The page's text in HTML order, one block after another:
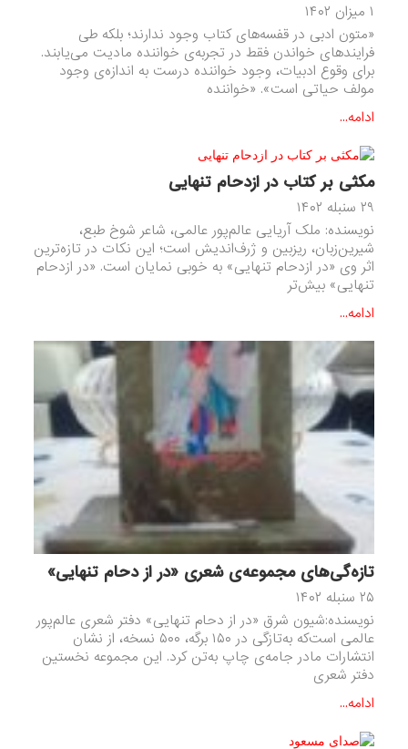
۱ میزان ۱۴۰۲
«متون ادبی در قفسه‌های کتاب وجود ندارند؛ بلکه طی
فرایندهای خواندن فقط در تجربه‌ی خواننده مادیت می‌یابند.
برای وقوع ادبیات، وجود خواننده درست به اندازه‌ی وجود
مولف حیاتی است». «خواننده
ادامه...
مکثی بر کتاب در ازدحام تنهایی
۲۹ سنبله ۱۴۰۲
نویسنده: ملک آریایی عالم‌پور عالمی، شاعر شوخ طبع،
شیرین‌زبان، ریزبین و ژرف‌اندیش است؛ این نکات در تازه‌ترین
اثر وی «در ازدحام تنهایی» به خوبی نمایان است. «در ازدحام
تنهایی» بیش‌تر
ادامه...
تازه‌گی‌های مجموعه‌ی شعری «در از دحام تنهایی»
۲۵ سنبله ۱۴۰۲
نویسنده:شیون شرق «در از دحام تنهایی» دفتر شعری عالم‌پور
عالمی است‌که به‌تازگی در ۱۵۰ برگه، ۵۰۰ نسخه، از نشان
انتشارات مادر جامه‌ی چاپ به‌تن کرد. این مجموعه نخستین
دفتر شعری
ادامه...